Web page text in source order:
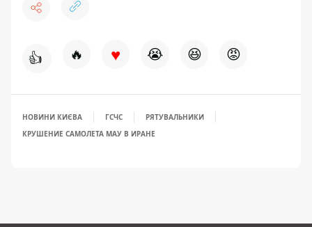
👍 🔥 ♥ 😭 😆 😡
НОВИНИ КИЄВА ГСЧС
РЯТУВАЛЬНИКИ
КРУШЕНИЕ САМОЛЕТА МАУ В ИРАНЕ